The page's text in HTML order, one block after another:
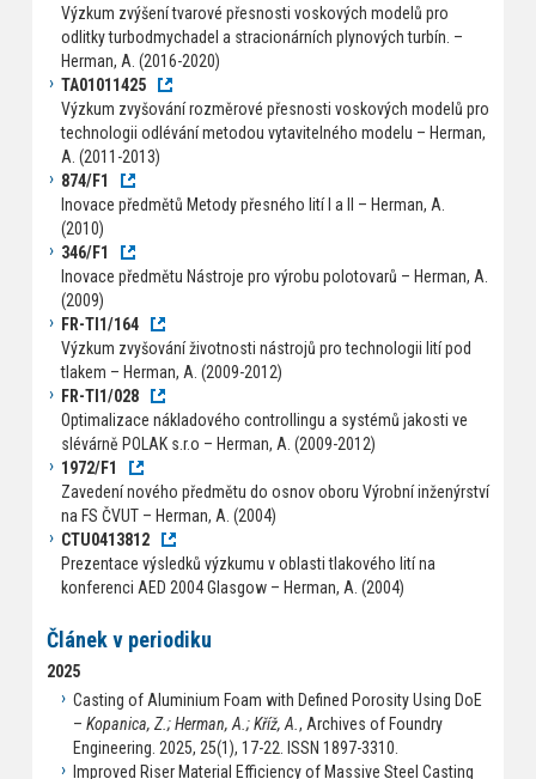
Výzkum zvýšení tvarové přesnosti voskových modelů pro
odlitky turbodmychadel a stracionárních plynových turbín. –
Herman, A. (2016-2020)
TA01011425
Výzkum zvyšování rozměrové přesnosti voskových modelů pro
technologii odlévání metodou vytavitelného modelu – Herman,
A. (2011-2013)
874/F1
Inovace předmětů Metody přesného lití I a II – Herman, A.
(2010)
346/F1
Inovace předmětu Nástroje pro výrobu polotovarů – Herman, A.
(2009)
FR-TI1/164
Výzkum zvyšování životnosti nástrojů pro technologii lití pod
tlakem – Herman, A. (2009-2012)
FR-TI1/028
Optimalizace nákladového controllingu a systémů jakosti ve
slévárně POLAK s.r.o – Herman, A. (2009-2012)
1972/F1
Zavedení nového předmětu do osnov oboru Výrobní inženýrství
na FS ČVUT – Herman, A. (2004)
CTU0413812
Prezentace výsledků výzkumu v oblasti tlakového lití na
konferenci AED 2004 Glasgow – Herman, A. (2004)
Článek v periodiku
2025
Casting of Aluminium Foam with Defined Porosity Using DoE
– Kopanica, Z.; Herman, A.; Kříž, A. , Archives of Foundry
Engineering. 2025, 25(1), 17-22. ISSN 1897-3310.
Improved Riser Material Efficiency of Massive Steel Casting